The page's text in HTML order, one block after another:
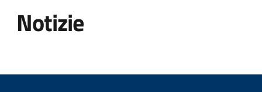
Notizie
Tutti i contenuti della pagina